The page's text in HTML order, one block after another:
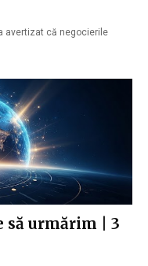
avertizat că negocierile
să urmărim | 3